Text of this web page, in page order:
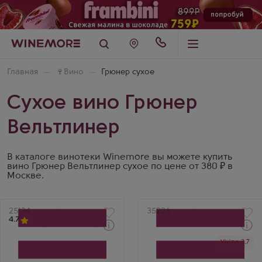
Главная 🍷 Вино Грюнер сухое
Сухое вино Грюнер
Вельтлинер
В каталоге винотеки Winemore вы можете купить
вино Грюнер Вельтлинер сухое по цене от 380 ₽ в
Москве.
Артикул
25134
4.7
Артикул
35226
Vivino 3.7